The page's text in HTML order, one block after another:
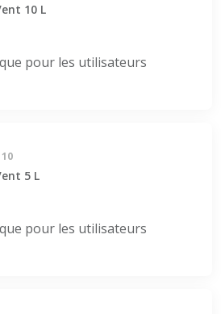
10 L
pour les utilisateurs
5 L
pour les utilisateurs